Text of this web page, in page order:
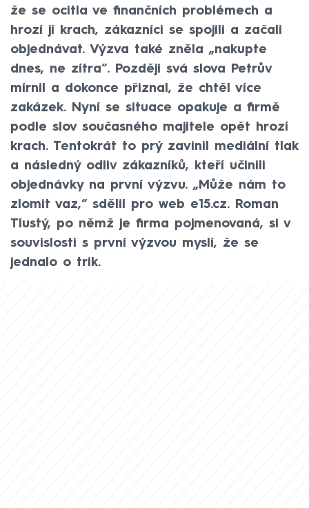
že se ocitla ve finančních problémech a
hrozí jí krach, zákazníci se spojili a začali
objednávat. Výzva také zněla „nakupte
dnes, ne zítra“. Později svá slova Petrův
mírnil a dokonce přiznal, že chtěl více
zakázek. Nyní se situace opakuje a firmě
podle slov současného majitele opět hrozí
krach. Tentokrát to prý zavinil mediální tlak
a následný odliv zákazníků, kteří učinili
objednávky na první výzvu. „Může nám to
zlomit vaz,“ sdělil pro web e15.cz. Roman
Tlustý, po němž je firma pojmenovaná, si v
souvislosti s první výzvou myslí, že se
jednalo o trik.